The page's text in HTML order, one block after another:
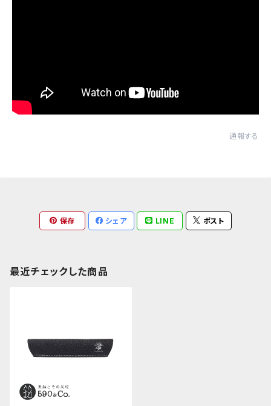
通報する
保存 シェア LINE ポスト
最近チェックした商品